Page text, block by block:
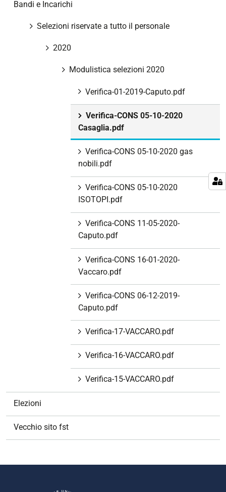
Bandi e Incarichi
Selezioni riservate a tutto il personale
2020
Modulistica selezioni 2020
Verifica-01-2019-Caputo.pdf
Verifica-CONS 05-10-2020
Casaglia.pdf
Verifica-CONS 05-10-2020 gas
nobili.pdf
Verifica-CONS 05-10-2020
ISOTOPI.pdf
Verifica-CONS 11-05-2020-
Caputo.pdf
Verifica-CONS 16-01-2020-
Vaccaro.pdf
Verifica-CONS 06-12-2019-
Caputo.pdf
Verifica-17-VACCARO.pdf
Verifica-16-VACCARO.pdf
Verifica-15-VACCARO.pdf
Elezioni
Vecchio sito fst